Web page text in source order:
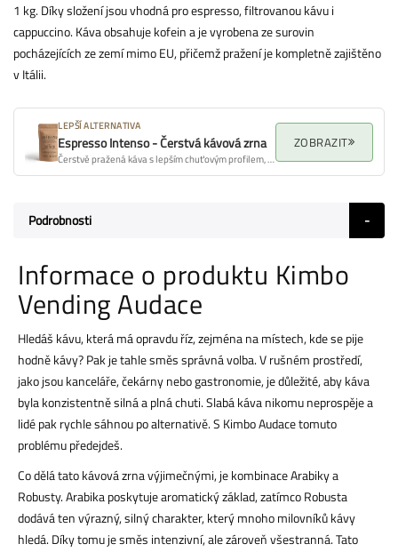
1 kg. Díky složení jsou vhodná pro espresso, filtrovanou kávu i
cappuccino. Káva obsahuje kofein a je vyrobena ze surovin
pocházejících ze zemí mimo EU, přičemž pražení je kompletně zajištěno
v Itálii.
LEPŠÍ ALTERNATIVA
Espresso Intenso - Čerstvá kávová zrna
Čerstvě pražená káva s lepším chuťovým profilem, aroma a celkovou kvalitou.
ZOBRAZIT
Podrobnosti
Informace o produktu Kimbo
Vending Audace
Hledáš kávu, která má opravdu říz, zejména na místech, kde se pije
hodně kávy? Pak je tahle směs správná volba. V rušném prostředí,
jako jsou kanceláře, čekárny nebo gastronomie, je důležité, aby káva
byla konzistentně silná a plná chuti. Slabá káva nikomu neprospěje a
lidé pak rychle sáhnou po alternativě. S Kimbo Audace tomuto
problému předejdeš.
Co dělá tato kávová zrna výjimečnými, je kombinace Arabiky a
Robusty. Arabika poskytuje aromatický základ, zatímco Robusta
dodává ten výrazný, silný charakter, který mnoho milovníků kávy
hledá. Díky tomu je směs intenzivní, ale zároveň všestranná. Tato